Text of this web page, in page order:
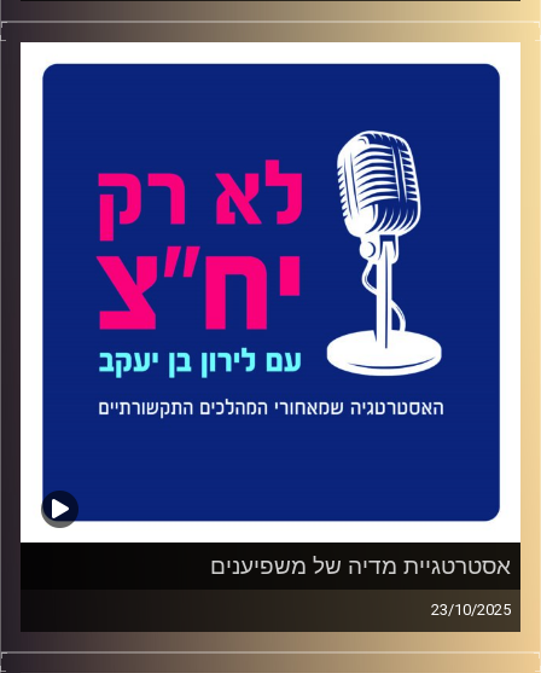
כשיצאתי לדרך עם הפודקאסט, שאפתי לבנות מרחב שעוסק
באסטרטגיה ובטכניקה של יחסי הציבור לצד המהות של המהלך
התקשורתי. רציתי לייצר שיחה שלא מתעכבת על סיסמאות, אלא
שבהם מתקבלות ההחלטות, ובמה שמתרחש הרבה לפני ואחרי
שידור הכתבה או פרסום ההודעה לעיתונות.
רציתי להראות עד כמה התחום הזה, שלעתים מתפספס כסיפור
לוואי, הוא למעשה אחד המרכיבים הכי אסטרטגיים בעיצוב
מציאות; הוא משפיע על סדר יום, על תפיסות ציבוריות, על
תדמית ועל החלטות. רציתי לשים את התחום הזה בקדמת הבמה,
כפריזמה להבנת התרבות הארגונית, הפוליטית והחברתית
שאנחנו חיים בה.
לאורך 100 פרקים נחשפו השכבות הגלויות והסמויות של
עבודת התקשורת, מהמאבקים של ארגונים חברתיים, דרך
קמפיינים פוליטיים וכלכליים, ועד ניהול שיח ברשתות
אנשי המקצוע הבכירים בתחום הרימו את המסך וחושפים את
הרציונל, הדילמות, הטעויות וההצלחות.
פירקנו את המושג "תקשורת" לגורמיו: דיברנו על אסטרטגיה
בזמן אמת, על ניהול משברים בשעות לא צפויות, על אתיקה
בתקשורת משתנה, על קמפיינים שמעצבים מציאות, וגם על
המקומות שבהם איש יח"צ נדרש לבחור אם לדברר, לגונן,
אסטרטגיית מדיה של משפיענים
23/10/2025
בפרק 99 של "לא רק יח״צ" ליאת בקייר, מנכ״לית Mind בשיחה